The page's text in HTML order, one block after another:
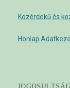
Közérdekű és
Honlap